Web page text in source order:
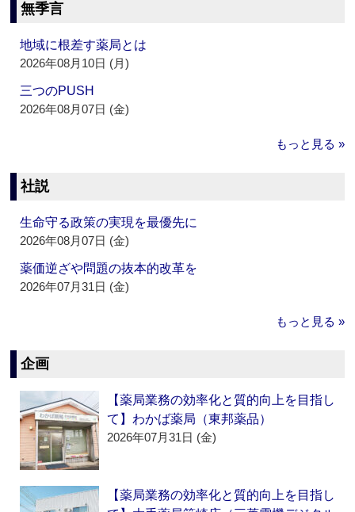
無季言
地域に根差す薬局とは
2026年08月10日 (月)
三つのPUSH
2026年08月07日 (金)
もっと見る »
社説
生命守る政策の実現を最優先に
2026年08月07日 (金)
薬価逆ざや問題の抜本的改革を
2026年07月31日 (金)
もっと見る »
企画
【薬局業務の効率化と質的向上を目指し
て】わかば薬局（東邦薬品）
2026年07月31日 (金)
【薬局業務の効率化と質的向上を目指し